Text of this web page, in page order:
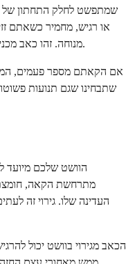
שמתפשט לחלק התחתון של
או רגיש, מחמיר כשאתם
מנוחה. זהו כאב מכני, כלומר הוא נובע ממאמץ פיזי ולא מנזק פנימי.
אם הקאתם מספר פעמים,
שתבחינו שגם תנועות
הוושט שלכם מיועד
מתרחשת הקאה, חומצת
העדינה שלו. גירוי זה
הכאב מגירוי בוושט יכול